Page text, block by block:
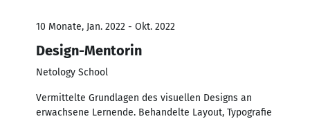
10 Monate, Jan. 2022 - Okt. 2022
Design-Mentorin
Netology School
Vermittelte Grundlagen des visuellen Designs an
erwachsene Lernende. Behandelte Layout, Typografie